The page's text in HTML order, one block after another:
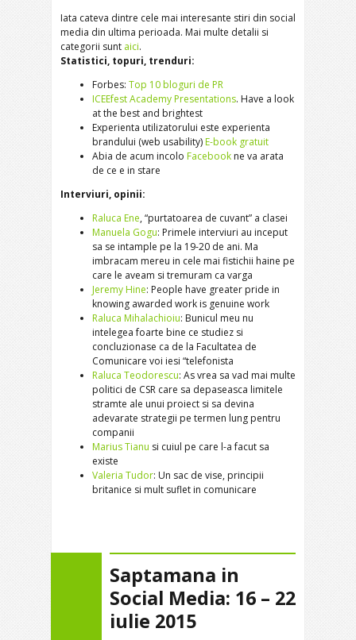
Iata cateva dintre cele mai interesante stiri din social
media din ultima perioada. Mai multe detalii si
categorii sunt aici.
Statistici, topuri, trenduri:
Forbes: Top 10 bloguri de PR
ICEEfest Academy Presentations. Have a look
at the best and brightest
Experienta utilizatorului este experienta
brandului (web usability)E-book gratuit
Abia de acum incolo Facebook ne va arata
de ce e in stare
Interviuri, opinii:
Raluca Ene, “purtatoarea de cuvant” a clasei
Manuela Gogu: Primele interviuri au inceput
sa se intample pe la 19-20 de ani. Ma
imbracam mereu in cele mai fistichii haine pe
care le aveam si tremuram ca varga
Jeremy Hine: People have greater pride in
knowing awarded work is genuine work
Raluca Mihalachioiu: Bunicul meu nu
intelegea foarte bine ce studiez si
concluzionase ca de la Facultatea de
Comunicare voi iesi “telefonista
Raluca Teodorescu: As vrea sa vad mai multe
politici de CSR care sa depaseasca limitele
stramte ale unui proiect si sa devina
adevarate strategii pe termen lung pentru
companii
Marius Tianu si cuiul pe care l-a facut sa
existe
Valeria Tudor: Un sac de vise, principii
britanice si mult suflet in comunicare
Saptamana in
Social Media: 16 – 22
iulie 2015